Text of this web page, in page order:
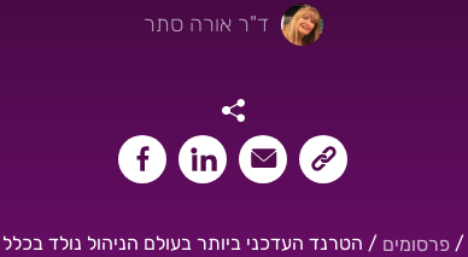
ד"ר אורה סתר
שיתוף קישור העמוד
שיתוף במיילשיתוף בלינקאדיןשיתוף בפייסבוק
/ פרסומים / הטרנד העדכני ביותר בעולם הניהול נולד בכלל לפני